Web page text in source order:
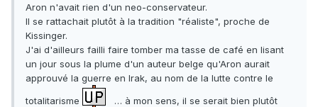
Aron n'avait rien d'un neo-conservateur.
Il se rattachait plutôt à la tradition "réaliste", proche de
Kissinger.
J'ai d'ailleurs failli faire tomber ma tasse de café en lisant
un jour sous la plume d'un auteur belge qu'Aron aurait
approuvé la guerre en Irak, au nom de la lutte contre le
totalitarisme
… à mon sens, il se serait bien plutôt